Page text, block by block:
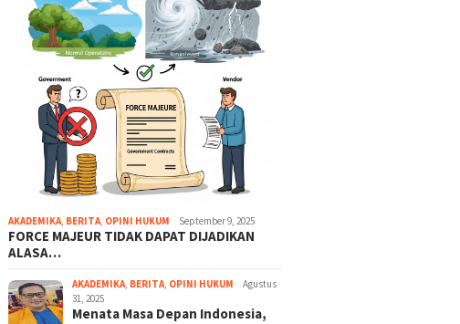
November 13, 2024
AKADEMIKA BERITA OPINI HUKUM September 9, 2025
FORCE MAJEUR TIDAK DAPAT DIJADIKAN
ALASA…
AKADEMIKA BERITA OPINI HUKUM
Agustus
31, 2025
Menata Masa Depan Indonesia,